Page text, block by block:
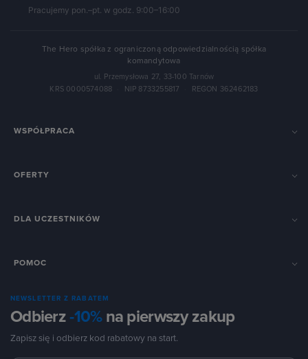
Pracujemy pon.–pt. w godz. 9:00–16:00
The Hero spółka z ograniczoną odpowiedzialnością spółka
komandytowa
ul. Przemysłowa 27, 33-100 Tarnów
KRS 0000574088
NIP 8733255817 REGON 362462183
WSPÓŁPRACA
OFERTY
DLA UCZESTNIKÓW
POMOC
NEWSLETTER Z RABATEM
Odbierz-10%na pierwszy zakup
Zapisz się i odbierz kod rabatowy na start.